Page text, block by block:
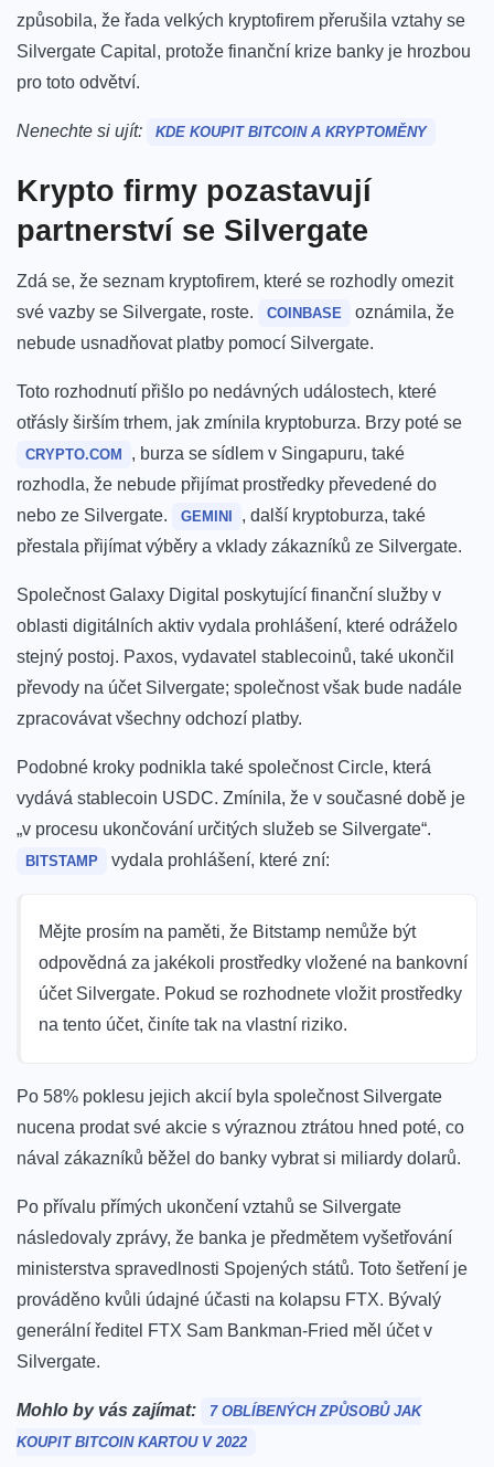
způsobila, že řada velkých kryptofirem přerušila vztahy se
Silvergate Capital, protože finanční krize banky je hrozbou
pro toto odvětví.
Nenechte si ujít: KDE KOUPIT BITCOIN A KRYPTOMĚNY
Krypto firmy pozastavují
partnerství se Silvergate
Zdá se, že seznam kryptofirem, které se rozhodly omezit
své vazby se Silvergate, roste.
COINBASE
oznámila, že
nebude usnadňovat platby pomocí Silvergate.
Toto rozhodnutí přišlo po nedávných událostech, které
otřásly širším trhem, jak zmínila kryptoburza. Brzy poté se
CRYPTO.COM
, burza se sídlem v Singapuru, také
rozhodla, že nebude přijímat prostředky převedené do
nebo ze Silvergate.
GEMINI
, další kryptoburza, také
přestala přijímat výběry a vklady zákazníků ze Silvergate.
Společnost Galaxy Digital poskytující finanční služby v
oblasti digitálních aktiv vydala prohlášení, které odráželo
stejný postoj. Paxos, vydavatel stablecoinů, také ukončil
převody na účet Silvergate; společnost však bude nadále
zpracovávat všechny odchozí platby.
Podobné kroky podnikla také společnost Circle, která
vydává stablecoin USDC. Zmínila, že v současné době je
„v procesu ukončování určitých služeb se Silvergate“.
BITSTAMP vydala prohlášení, které zní:
Mějte prosím na paměti, že Bitstamp nemůže být
odpovědná za jakékoli prostředky vložené na bankovní
účet Silvergate. Pokud se rozhodnete vložit prostředky
na tento účet, činíte tak na vlastní riziko.
Po 58% poklesu jejich akcií byla společnost Silvergate
nucena prodat své akcie s výraznou ztrátou hned poté, co
nával zákazníků běžel do banky vybrat si miliardy dolarů.
Po přívalu přímých ukončení vztahů se Silvergate
následovaly zprávy, že banka je předmětem vyšetřování
ministerstva spravedlnosti Spojených států. Toto šetření je
prováděno kvůli údajné účasti na kolapsu FTX. Bývalý
generální ředitel FTX Sam Bankman-Fried měl účet v
Silvergate.
Mohlo by vás zajímat:
7 OBLÍBENÝCH ZPŮSOBŮ JAK
KOUPIT BITCOIN KARTOU V 2022